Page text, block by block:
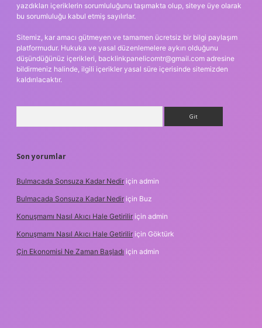
yazdıkları içeriklerin sorumluluğunu taşımakta olup, siteye üye olarak
bu sorumluluğu kabul etmiş sayılırlar.
Sitemiz, kar amacı gütmeyen ve tamamen ücretsiz bir bilgi paylaşım
platformudur. Hukuka ve yasal düzenlemelere aykırı olduğunu
düşündüğünüz içerikleri, backlinkpanelicomtr@gmail.com adresine
bildirmeniz halinde, ilgili içerikler yasal süre içerisinde sitemizden
kaldırılacaktır.
Son yorumlar
Bulmacada Sonsuza Kadar Nedir için admin
Bulmacada Sonsuza Kadar Nedir için Buz
Konuşmamı Nasıl Akıcı Hale Getirilir için admin
Konuşmamı Nasıl Akıcı Hale Getirilir için Göktürk
Çin Ekonomisi Ne Zaman Başladı için admin